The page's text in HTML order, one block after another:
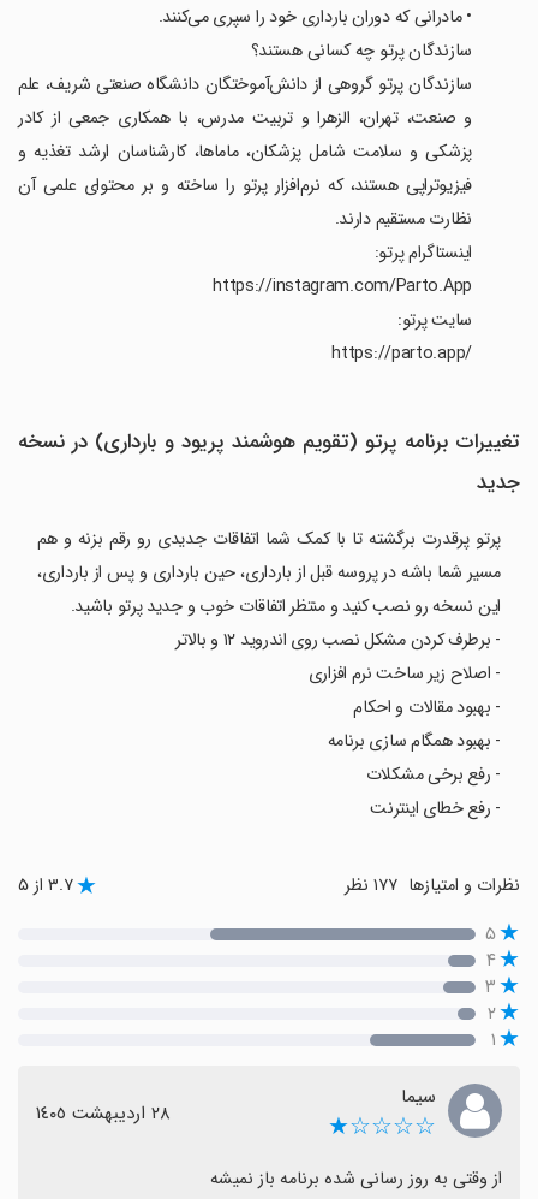
‏• مادرانی که دوران بارداری خود را سپری می‌کنند.
‏سازندگان پرتو چه کسانی هستند؟
‏سازندگان پرتو گروهی از دانش‌آموختگان دانشگاه صنعتی شریف، علم
و صنعت، تهران، الزهرا و تربیت مدرس، با همکاری جمعی از کادر
پزشکی و سلامت شامل پزشکان، ماماها، کارشناسان ارشد تغذیه و
فیزیوتراپی هستند، که نرم‌افزار پرتو را ساخته و بر محتوای علمی آن
نظارت مستقیم دارند.
‏اینستاگرام پرتو:
‏سایت پرتو:
‏/https://parto.app
تغییرات برنامه پرتو (تقویم هوشمند پریود و بارداری) در نسخه
جدید
پرتو پرقدرت برگشته تا با کمک شما اتفاقات جدیدی رو رقم بزنه و هم
مسیر شما باشه در پروسه قبل از بارداری، حین بارداری و پس از بارداری،
این نسخه رو نصب کنید و منتظر اتفاقات خوب و جدید پرتو باشید.
- برطرف کردن مشکل نصب روی اندروید ۱۲ و بالاتر
- اصلاح زیر ساخت نرم افزاری
- بهبود مقالات و احکام
- بهبود همگام سازی برنامه
- رفع برخی مشکلات
- رفع خطای اینترنت
نظرات و امتیازها ۳.۷ از ۵
۵
۴
۳
۲
۱
سیما
☆☆☆☆★ ٢٨ اردیبهشت ١٤٠٥
از وقتی به روز رسانی شده برنامه باز نمیشه